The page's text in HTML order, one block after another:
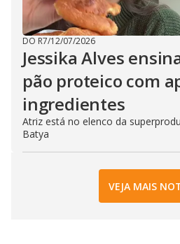
DO R7/12/07/2026
Jessika Alves
pão proteico com
ingredientes
Atriz está no elenco da
Batya
VEJA MAIS